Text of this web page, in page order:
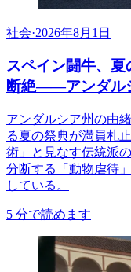
社会·2026年8月1日
スペイン闘牛、
断絶――アンダル
アンダルシア州の由
る夏の祭典が満員札
術」と見なす伝統派
分断する「動物虐待
している。
5 分で読めます